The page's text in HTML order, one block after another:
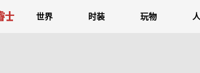
世界 时装 玩物